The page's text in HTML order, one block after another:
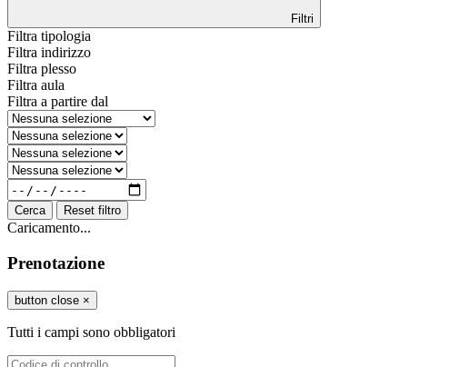
Filtri
Filtra tipologia
Filtra indirizzo
Filtra plesso
Filtra aula
Filtra a partire dal
Cerca Reset filtro
Caricamento...
Prenotazione
button close ×
Tutti i campi sono obbligatori